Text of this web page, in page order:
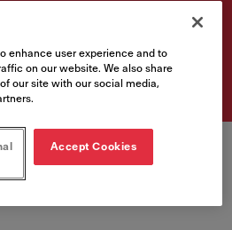
enhance user experience and to
on our website. We also share
our site with our social media,
Accept Cookies